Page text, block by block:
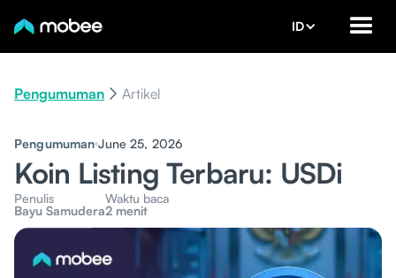
ID
Pengumuman Artikel
Pengumuman June 25, 2026
Koin Listing Terbaru: USDi
Penulis
Bayu Samudera
Waktu baca
2 menit